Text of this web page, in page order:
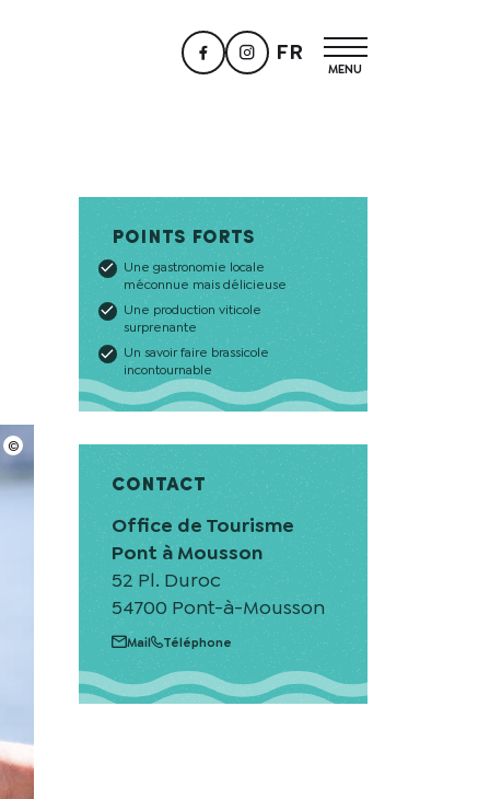
FR
Points forts
Une gastronomie locale
méconnue mais délicieuse
Une production viticole
surprenante
Un savoir faire brassicole
incontournable
Contact
Office de Tourisme
Pont à Mousson
52 Pl. Duroc
54700 Pont-à-Mousson
Mail Téléphone